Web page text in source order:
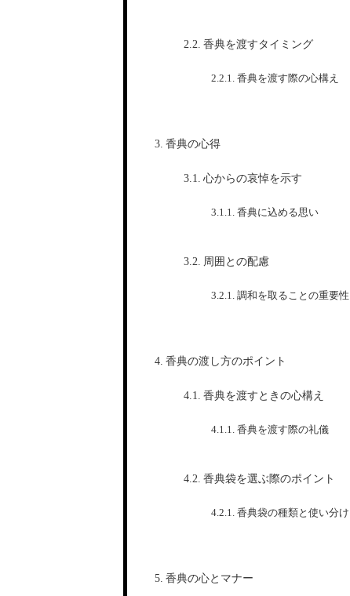
香典を渡すタイミング
香典を渡す際の心構え
香典の心得
心からの哀悼を示す
香典に込める思い
周囲との配慮
調和を取ることの重要性
香典の渡し方のポイント
香典を渡すときの心構え
香典を渡す際の礼儀
香典袋を選ぶ際のポイント
香典袋の種類と使い分け
香典の心とマナー